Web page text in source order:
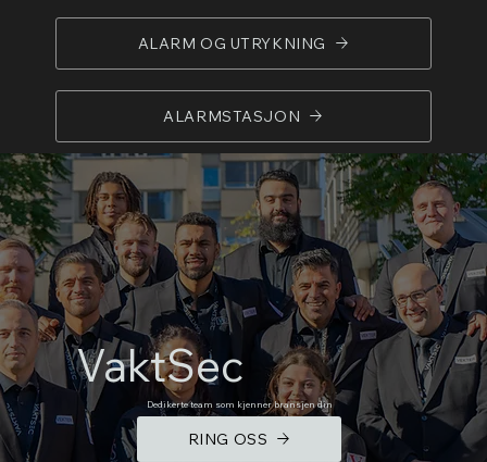
VaktSec
Dedikerte team som kjenner bransjen din
RING OSS
ALARM OG UTRYKNING
ALARMSTASJON